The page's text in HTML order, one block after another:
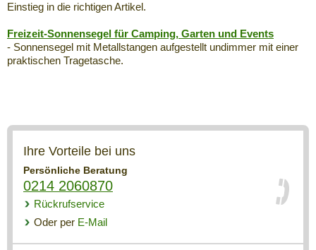
Einstieg in die richtigen Artikel.
Freizeit-Sonnensegel für Camping, Garten und Events
- Sonnensegel mit Metallstangen aufgestellt undimmer mit einer
praktischen Tragetasche.
Ihre Vorteile bei uns
Persönliche Beratung
0214 2060870
Rückrufservice
Oder per E-Mail